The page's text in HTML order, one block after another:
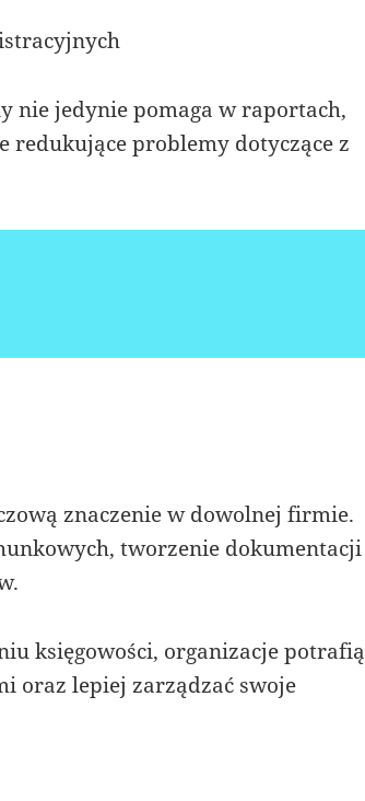
nie jedynie pomaga w raportach,
redukujące problemy dotyczące z
znaczenie w dowolnej firmie.
tworzenie dokumentacji
księgowości, organizacje potrafią
oraz lepiej zarządzać swoje